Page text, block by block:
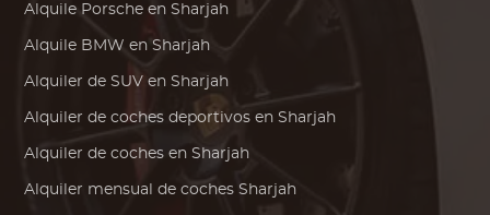
Alquile Porsche en Sharjah
Alquile BMW en Sharjah
Alquiler de SUV en Sharjah
Alquiler de coches deportivos en Sharjah
Alquiler de coches en Sharjah
Alquiler mensual de coches Sharjah